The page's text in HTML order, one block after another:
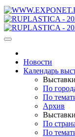
Новости
Календарь
По
По
Архив
По
По